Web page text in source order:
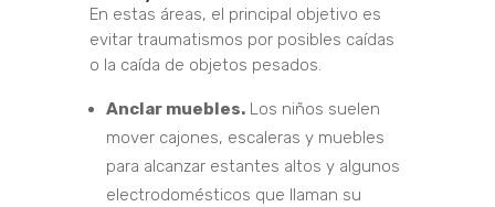
En estas áreas, el principal objetivo es
evitar traumatismos por posibles caídas
o la caída de objetos pesados.
Anclar muebles.Los niños suelen
mover cajones, escaleras y muebles
para alcanzar estantes altos y algunos
electrodomésticos que llaman su